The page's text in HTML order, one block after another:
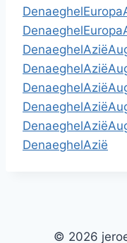
DenaeghelEuropa
DenaeghelEuropa
DenaeghelAzië
DenaeghelAzië
DenaeghelAzië
DenaeghelAzië
DenaeghelAzië
DenaeghelAzië
© 2026